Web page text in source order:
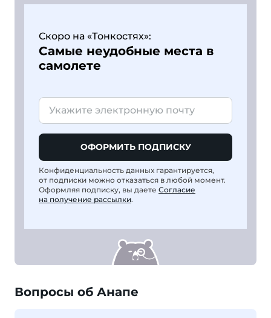
Скоро на «Тонкостях»:
Самые неудобные места в
самолете
ОФОРМИТЬ ПОДПИСКУ
Конфиденциальность данных гарантируется,
от подписки можно отказаться в любой момент.
Оформляя подписку, вы даете Согласие
на получение рассылки.
Вопросы об Анапе